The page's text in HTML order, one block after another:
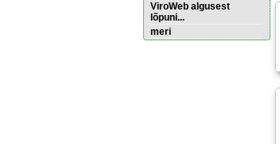
ViroWeb algusest
lõpuni...
meri